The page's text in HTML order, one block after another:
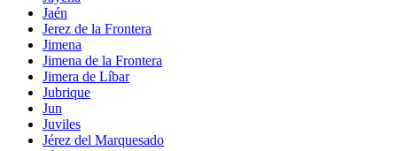
Jaén
Jerez de la Frontera
Jimena
Jimena de la Frontera
Jimera de Líbar
Jubrique
Jun
Juviles
Jérez del Marquesado